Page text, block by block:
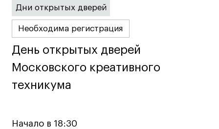
Universal University
Universal University
EN
EN
Дни открытых дверей
Необходима регистрация
День открытых дверей
Московского креативного
техникума
День открытых дверей
Московского креативного
техникума
Начало в 18:30